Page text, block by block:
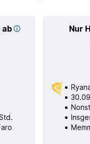
ab Nur